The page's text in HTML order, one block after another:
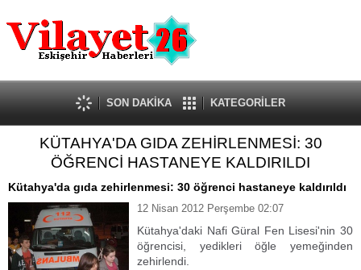
Güncel
Ekonomi
Politika
Eğitim
Spor
Kültür-Sanat
Röportaj
Tanıtım Yazısı
SON DAKİKA KATEGORİLER
KÜTAHYA'DA GIDA ZEHİRLENMESİ: 30
ÖĞRENCİ HASTANEYE KALDIRILDI
Kütahya'da gıda zehirlenmesi: 30 öğrenci hastaneye kaldırıldı
12 Nisan 2012 Perşembe 02:07
Kütahya'daki Nafi Güral Fen Lisesi'nin 30
öğrencisi, yedikleri öğle yemeğinden
zehirlendi.